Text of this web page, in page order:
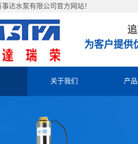
达水泵有限公司官方网站！
为客户提供
关于我们 产